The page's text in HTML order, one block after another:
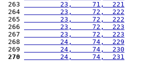
263
         23,     71,  221
264
         23,     72,  222
265
         23,     72,  222
266
         23,     72,  223
267
         23,     72,  223
268
         24,     74,  229
269
         24,     74,  230
270
         24,     74,  231